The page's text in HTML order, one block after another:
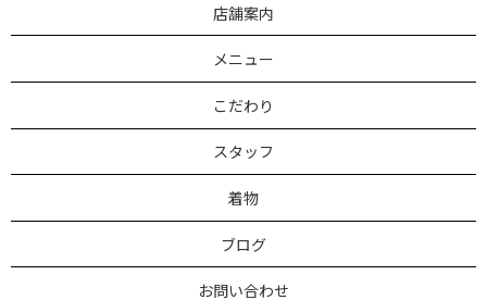
店舗案内
メニュー
こだわり
スタッフ
着物
ブログ
お問い合わせ